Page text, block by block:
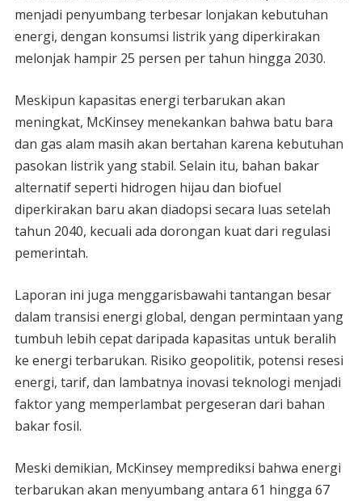
menjadi penyumbang terbesar lonjakan kebutuhan
energi, dengan konsumsi listrik yang diperkirakan
melonjak hampir 25 persen per tahun hingga 2030.
Meskipun kapasitas energi terbarukan akan
meningkat, McKinsey menekankan bahwa batu bara
dan gas alam masih akan bertahan karena kebutuhan
pasokan listrik yang stabil. Selain itu, bahan bakar
alternatif seperti hidrogen hijau dan biofuel
diperkirakan baru akan diadopsi secara luas setelah
tahun 2040, kecuali ada dorongan kuat dari regulasi
pemerintah.
Laporan ini juga menggarisbawahi tantangan besar
dalam transisi energi global, dengan permintaan yang
tumbuh lebih cepat daripada kapasitas untuk beralih
ke energi terbarukan. Risiko geopolitik, potensi resesi
energi, tarif, dan lambatnya inovasi teknologi menjadi
faktor yang memperlambat pergeseran dari bahan
bakar fosil.
Meski demikian, McKinsey memprediksi bahwa energi
terbarukan akan menyumbang antara 61 hingga 67